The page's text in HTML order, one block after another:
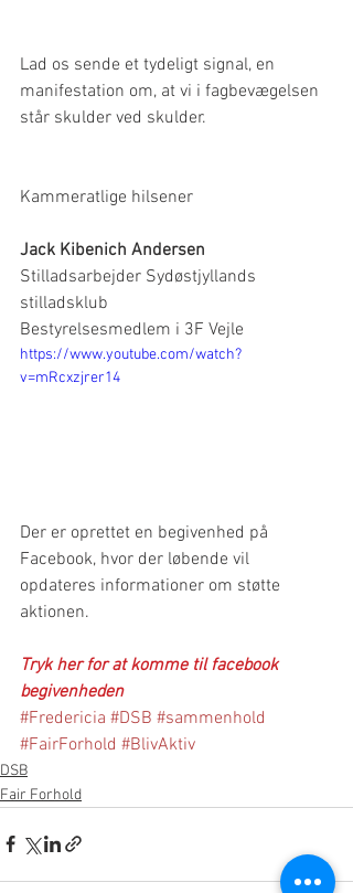
Lad os sende et tydeligt signal, en
manifestation om, at vi i fagbevægelsen
står skulder ved skulder.
Kammeratlige hilsener
Jack Kibenich Andersen
Stilladsarbejder Sydøstjyllands
stilladsklub
Bestyrelsesmedlem i 3F Vejle
https://www.youtube.com/watch?
v=mRcxzjrer14
Der er oprettet en begivenhed på
Facebook, hvor der løbende vil
opdateres informationer om støtte
aktionen.
Tryk her for at komme til facebook
begivenheden
#Fredericia #DSB #sammenhold
#FairForhold #BlivAktiv
DSB
Fair Forhold